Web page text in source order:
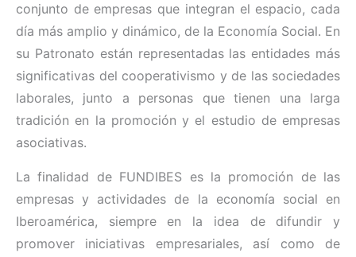
conjunto de empresas que integran el espacio, cada
día más amplio y dinámico, de la Economía Social. En
su Patronato están representadas las entidades más
significativas del cooperativismo y de las sociedades
laborales, junto a personas que tienen una larga
tradición en la promoción y el estudio de empresas
asociativas.
La finalidad de FUNDIBES es la promoción de las
empresas y actividades de la economía social en
Iberoamérica, siempre en la idea de difundir y
promover iniciativas empresariales, así como de